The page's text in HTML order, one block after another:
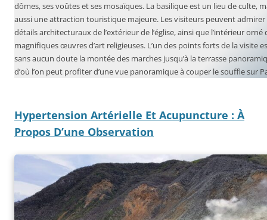
dômes, ses voûtes et ses mosaïques. La basilique est un lieu de culte,
aussi une attraction touristique majeure. Les visiteurs peuvent admirer
détails architecturaux de l’extérieur de l’église, ainsi que l’intérieur orné
magnifiques œuvres d’art religieuses. L’un des points forts de la visite
sans aucun doute la montée des marches jusqu’à la terrasse
d’où l’on peut profiter d’une vue panoramique à couper le souffle sur
Hypertension Artérielle Et Acupuncture : À
Propos D’une Observation